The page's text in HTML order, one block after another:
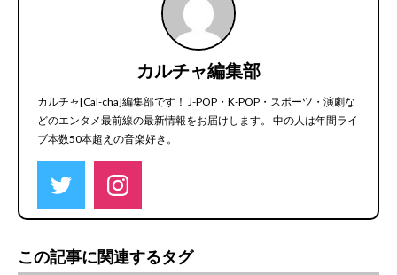
カルチャ編集部
カルチャ[Cal-cha]編集部です！ J-POP・K-POP・スポーツ・演劇な
どのエンタメ最前線の最新情報をお届けします。 中の人は年間ライ
ブ本数50本超えの音楽好き。
この記事に関連するタグ